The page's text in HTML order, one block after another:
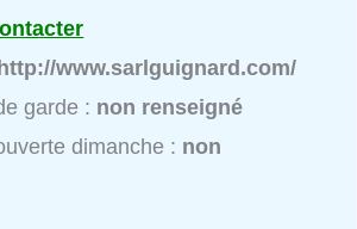
www.sarlguignard.com/
garde : non renseigné
dimanche : non